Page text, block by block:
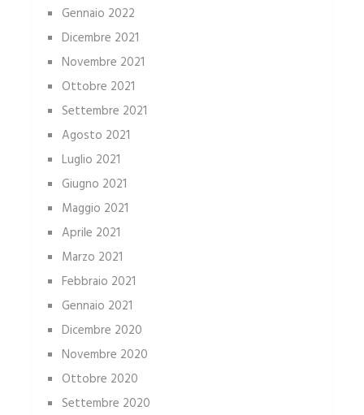
Gennaio 2022
Dicembre 2021
Novembre 2021
Ottobre 2021
Settembre 2021
Agosto 2021
Luglio 2021
Giugno 2021
Maggio 2021
Aprile 2021
Marzo 2021
Febbraio 2021
Gennaio 2021
Dicembre 2020
Novembre 2020
Ottobre 2020
Settembre 2020